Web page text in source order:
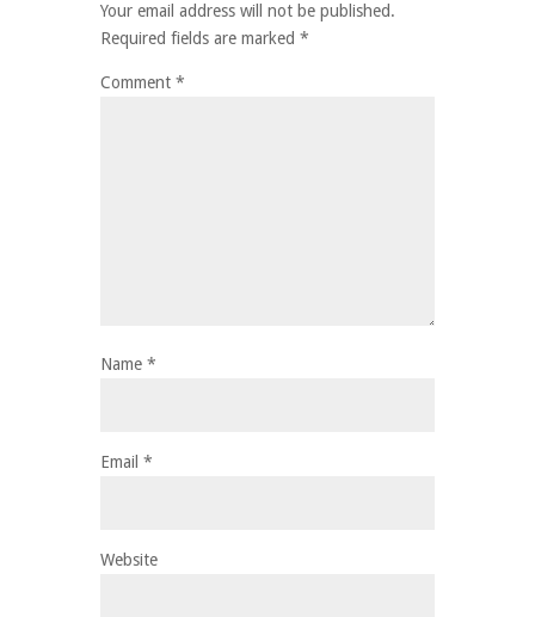
Your email address will not be published.
Required fields are marked *
Comment *
Name *
Email *
Website